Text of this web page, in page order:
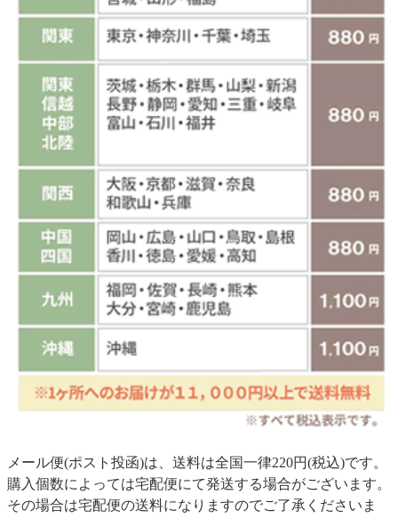
メール便(ポスト投函)は、送料は全国一律220円(税込)です。
購入個数によっては宅配便にて発送する場合がございます。
その場合は宅配便の送料になりますのでご了承くださいま